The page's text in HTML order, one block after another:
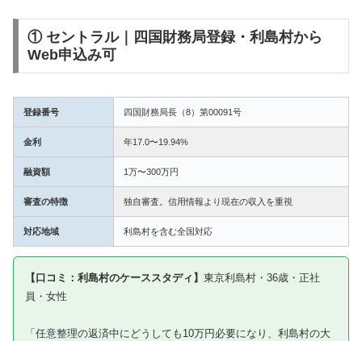
① セントラル｜四国財務局登録・利島村から
Web申込み可
登録番号 四国財務局長（8）第00091号
金利 年17.0〜19.94%
融資額 1万〜300万円
審査の特徴 独自審査。信用情報より現在の収入を重視
対応地域 利島村を含む全国対応
【口コミ：利島村のケーススタディ】 東京利島村・36歳・正社
員・女性
「任意整理の返済中にどうしても10万円必要になり、利島村の大